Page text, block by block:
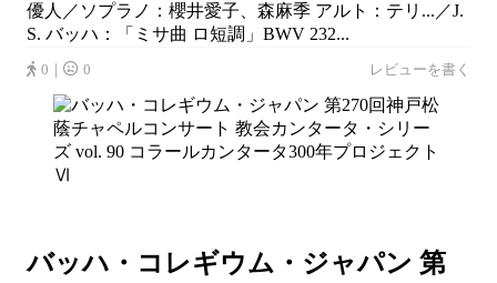
優人／ソプラノ：櫻井愛子、森麻季 アルト：テリ...／J.
S. バッハ：「ミサ曲 ロ短調」BWV 232...
0｜ 0 レビューを書く
バッハ・コレギウム・ジャパン 第